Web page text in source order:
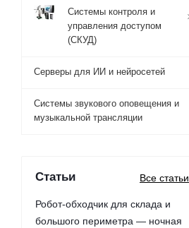
Системы контроля и
управления доступом
(СКУД)
Серверы для ИИ и нейросетей
Системы звукового оповещения и
музыкальной трансляции
Статьи Все статьи
Робот-обходчик для склада и
большого периметра — ночная